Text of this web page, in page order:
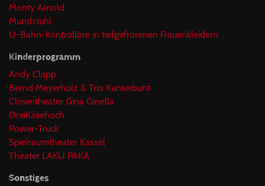
Monty Arnold
Mundstuhl
U-Bahn-Kontrollöre in tiefgefrorenen Frauenkleidern
Kinderprogramm
Andy Clapp
Bernd Meyerholz & Trio Kunterbunt
Clowntheater Gina Ginella
DreiKäsehoch
Power-Truck
Spielraumtheater Kassel
Theater LAKU PAKA
Sonstiges